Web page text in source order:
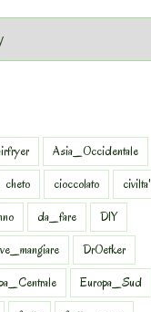
Asia_Occidentale
cheto cioccolato
civilta'
da_fare
DIY
DrOetker
Europa_Sud